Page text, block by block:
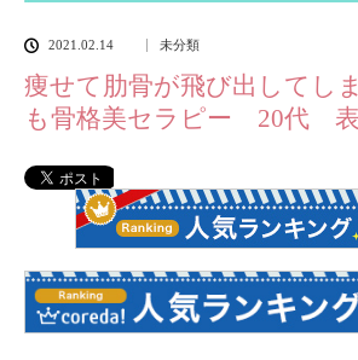
2021.02.14 未分類
痩せて肋骨が飛び出してし
も骨格美セラピー 20代